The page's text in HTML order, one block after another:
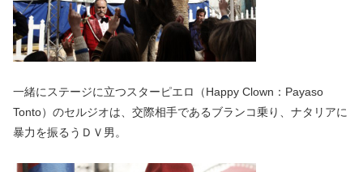
一緒にステージに立つスターピエロ（Happy Clown：Payaso
Tonto）のセルジオは、交際相手であるブランコ乗り、ナタリアに
暴力を振るうＤＶ男。